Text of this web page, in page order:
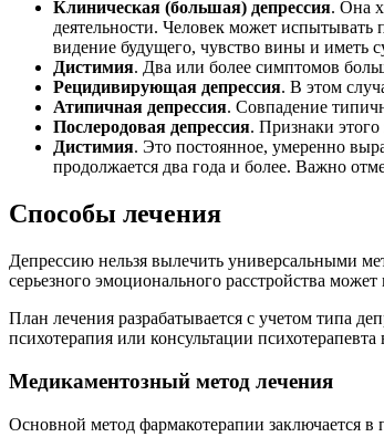
Клиническая (большая) депрессия. Она
деятельности. Человек может
видение будущего, чувство вины и иметь
Дистимия. Два или более симптомов
Рецидивирующая депрессия. В этом
Атипичная депрессия. Совпадение
Послеродовая депрессия. Признаки этого
Дистимия. Это постоянное, умеренно
продолжается два года и более. Важно
Способы лечения
Депрессию нельзя вылечить универсальными
серьезного эмоционального расстройства может
План лечения разрабатывается с учетом типа
психотерапия или консультации
Медикаментозный метод лечения
Основной метод фармакотерапии заключается